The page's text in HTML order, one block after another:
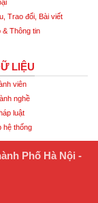
Trao đổi, Bài viết
& Thông tin
LIỆU
viên
nghề
luật
hệ thống
Phố Hà Nội -